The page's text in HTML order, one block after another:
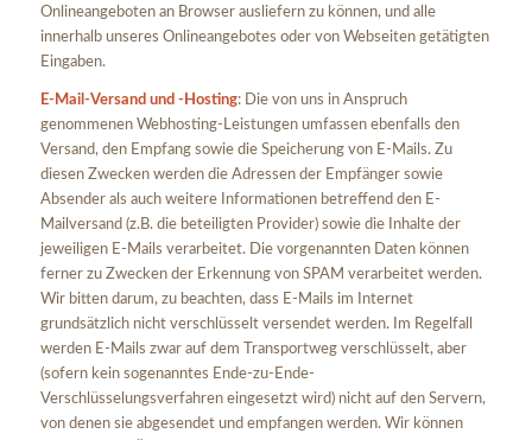
Onlineangeboten an Browser ausliefern zu können, und alle
innerhalb unseres Onlineangebotes oder von Webseiten getätigten
Eingaben.
E-Mail-Versand und -Hosting: Die von uns in Anspruch
genommenen Webhosting-Leistungen umfassen ebenfalls den
Versand, den Empfang sowie die Speicherung von E-Mails. Zu
diesen Zwecken werden die Adressen der Empfänger sowie
Absender als auch weitere Informationen betreffend den E-
Mailversand (z.B. die beteiligten Provider) sowie die Inhalte der
jeweiligen E-Mails verarbeitet. Die vorgenannten Daten können
ferner zu Zwecken der Erkennung von SPAM verarbeitet werden.
Wir bitten darum, zu beachten, dass E-Mails im Internet
grundsätzlich nicht verschlüsselt versendet werden. Im Regelfall
werden E-Mails zwar auf dem Transportweg verschlüsselt, aber
(sofern kein sogenanntes Ende-zu-Ende-
Verschlüsselungsverfahren eingesetzt wird) nicht auf den Servern,
von denen sie abgesendet und empfangen werden. Wir können